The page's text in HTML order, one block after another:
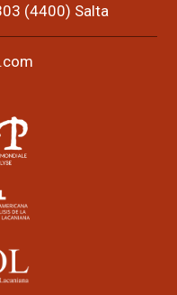
(4400) Salta